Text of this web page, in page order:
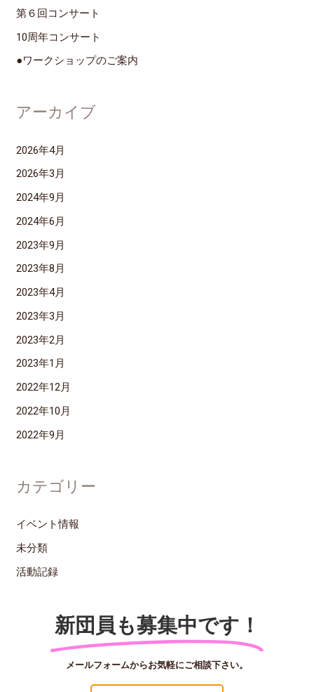
第６回コンサート
10周年コンサート
●ワークショップのご案内
アーカイブ
2026年4月
2026年3月
2024年9月
2024年6月
2023年9月
2023年8月
2023年4月
2023年3月
2023年2月
2023年1月
2022年12月
2022年10月
2022年9月
カテゴリー
イベント情報
未分類
活動記録
新団員も募集中です！
メールフォームからお気軽にご相談下さい。